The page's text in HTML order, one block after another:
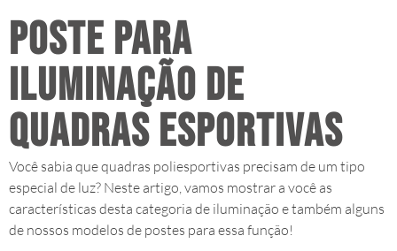
Poste para
Iluminação de
quadras esportivas
Você sabia que quadras poliesportivas precisam de um tipo
especial de luz? Neste artigo, vamos mostrar a você as
características desta categoria de iluminação e também alguns
de nossos modelos de postes para essa função!